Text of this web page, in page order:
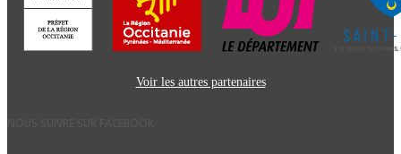
Voir les autres partenaires